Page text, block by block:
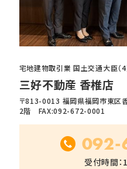
宅地建物取引業 国土交通大臣（
三好不動産 香椎店
〒813-0013 福岡県福岡市東区
2階 FAX:092-672-0001
092-
受付時間